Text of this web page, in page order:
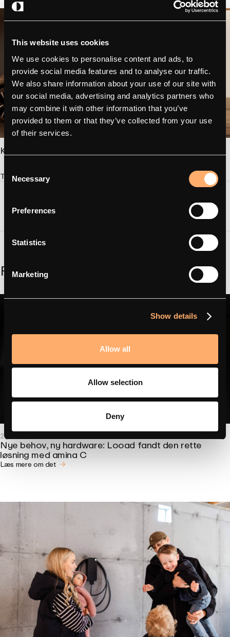
This website uses cookies
We use cookies to personalise content and ads, to
provide social media features and to analyse our traffic.
We also share information about your use of our site with
our social media, advertising and analytics partners who
may combine it with other information that you’ve
provided to them or that they’ve collected from your use
of their services.
Selection
Necessary
Preferences
Statistics
Marketing
Show details
Allow all
Allow selection
Deny
Kontakt
Tal med os.
Relateret
2025 - 16.06 - Partnerhistorier
Nye behov, ny hardware: Looad fandt den rette
løsning med amina C
Læs mere om det